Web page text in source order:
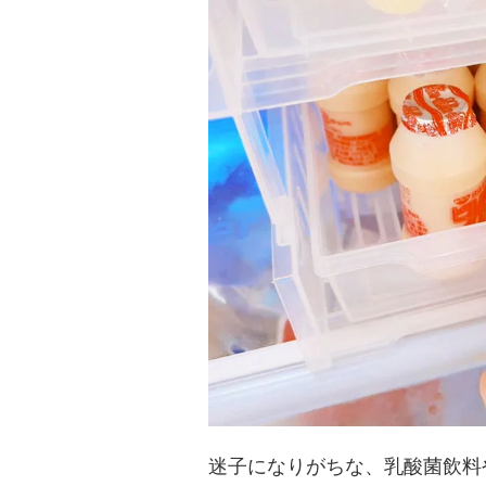
迷子になりがちな、乳酸菌飲料